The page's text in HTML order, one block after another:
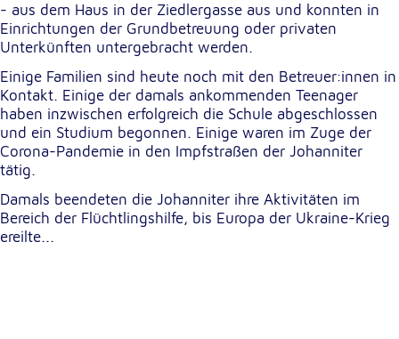
- aus dem Haus in der Ziedlergasse aus und konnten in
Einrichtungen der Grundbetreuung oder privaten
Unterkünften untergebracht werden.
Einige Familien sind heute noch mit den Betreuer:innen in
Kontakt. Einige der damals ankommenden Teenager
haben inzwischen erfolgreich die Schule abgeschlossen
und ein Studium begonnen. Einige waren im Zuge der
Corona-Pandemie in den Impfstraßen der Johanniter
tätig.
Damals beendeten die Johanniter ihre Aktivitäten im
Bereich der Flüchtlingshilfe, bis Europa der Ukraine-Krieg
ereilte...
Google LLC
Zweck:
Einbinden und Anzeigen von Videos
Google Maps
Anbieter: